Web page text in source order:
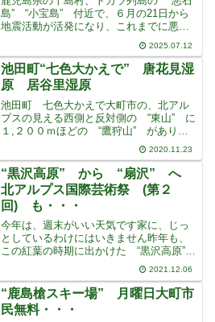
島” “小宝島” 付近で、６月の21日から
地震活動が活発になり、これまでに悪石
島で最大震度６弱の揺れを観測したほ
か、この付近で震度５前後の地震が続い
ており、震度1以上の揺れを観測する地震
の回数が、現在ま
2025.07.12
池田町“七色大かえで” 唐花見湿
原 居谷里湿原
池田町 七色大かえで大町市の、北アル
プスの見える西側と反対側の “東山” に
１,２００ｍほどの “鷹狩山” がありま
すさらに、その鷹狩山から続いて、南に
小さな尾根が連なっていますその尾根筋
の上を、道路が走っていて、そのまま南
にずっと進むと
2020.11.23
“黒沢高原” から “扇沢” へ
北アルプス国際芸術祭 (第２
回) も・・・
今年は、週末がいい天気です家に、じっ
としているわけにはいきません昨年も、
この紅葉の時期に出かけた “黒沢高原”
と “扇沢” にドライブすることにしまし
た家から見えるようなところで、そんな
に遠くはありませんが、何しろこのガソ
リン高です“鹿島
2021.12.06
“鹿島槍スキー場” 月曜日大町市
民無料・・・